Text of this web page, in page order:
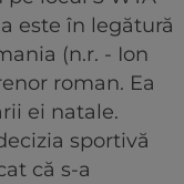
este în legătură
(n.r. - Ion
roman. Ea
ei natale.
sportivă
că s-a